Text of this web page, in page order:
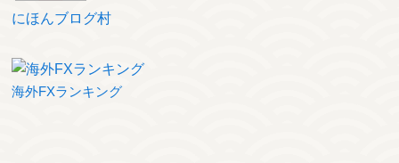
にほんブログ村
海外FXランキング